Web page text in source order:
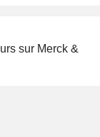
sur Merck &